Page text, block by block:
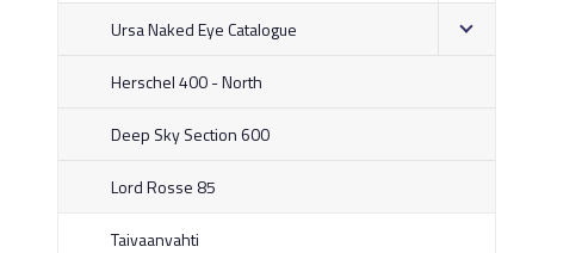
Ursa Naked Eye Catalogue
Herschel 400 - North
Deep Sky Section 600
Lord Rosse 85
Taivaanvahti